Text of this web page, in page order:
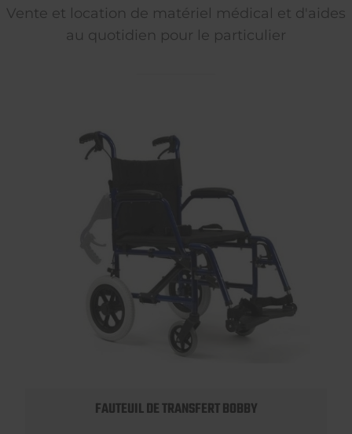
Vente et location de matériel médical et d'aides
au quotidien pour le particulier
FAUTEUIL DE TRANSFERT BOBBY